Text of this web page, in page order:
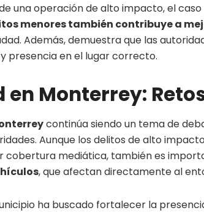
una operación de alto impacto, el
menores también contribuye a
Además, demuestra que las
presencia en el lugar correcto.
en Monterrey:
continúa siendo un tema de
Aunque los delitos de alto
cobertura mediática, también es
, que afectan directamente al
ha buscado fortalecer la